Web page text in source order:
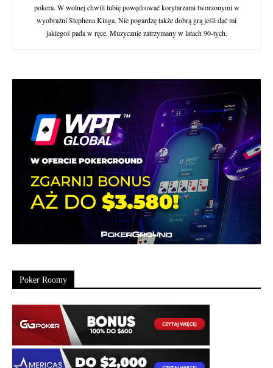
pokera. W wolnej chwili lubię powędrować korytarzami tworzonymi w
wyobraźni Stephena Kinga. Nie pogardzę także dobrą grą jeśli dać mi
jakiegoś pada w ręce. Muzycznie zatrzymany w latach 90-tych.
Poker Roomy